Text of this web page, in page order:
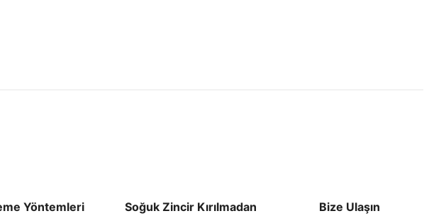
Yöntemleri
Soğuk Zincir Kırılmadan
Bize Ulaşın